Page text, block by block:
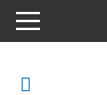
Toggle navigation